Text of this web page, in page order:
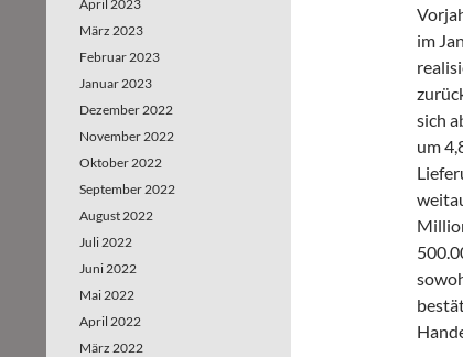
im
sich
um
April 2023
März 2023
Februar 2023
Januar 2023
Dezember 2022
November 2022
Oktober 2022
September 2022
August 2022
Juli 2022
Juni 2022
Mai 2022
April 2022
März 2022